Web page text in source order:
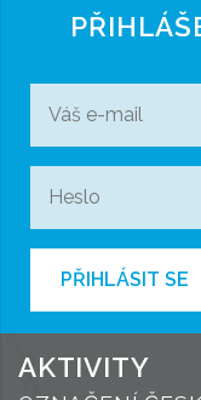
PŘIHLÁSIT SE
AKTIVITY